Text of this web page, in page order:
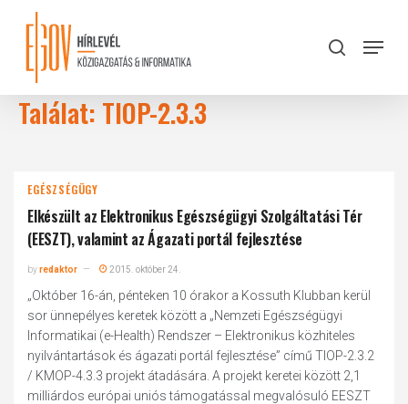
content
search
Menu
Találat: TIOP-2.3.3
EGÉSZSÉGÜGY
Elkészült az Elektronikus Egészségügyi Szolgáltatási Tér
(EESZT), valamint az Ágazati portál fejlesztése
byredaktor 2015. október 24.
„Október 16-án, pénteken 10 órakor a Kossuth Klubban kerül
sor ünnepélyes keretek között a „Nemzeti Egészségügyi
Informatikai (e-Health) Rendszer – Elektronikus közhiteles
nyilvántartások és ágazati portál fejlesztése” című TIOP-2.3.2
/ KMOP-4.3.3 projekt átadására. A projekt keretei között 2,1
milliárdos európai uniós támogatással megvalósuló EESZT
Close